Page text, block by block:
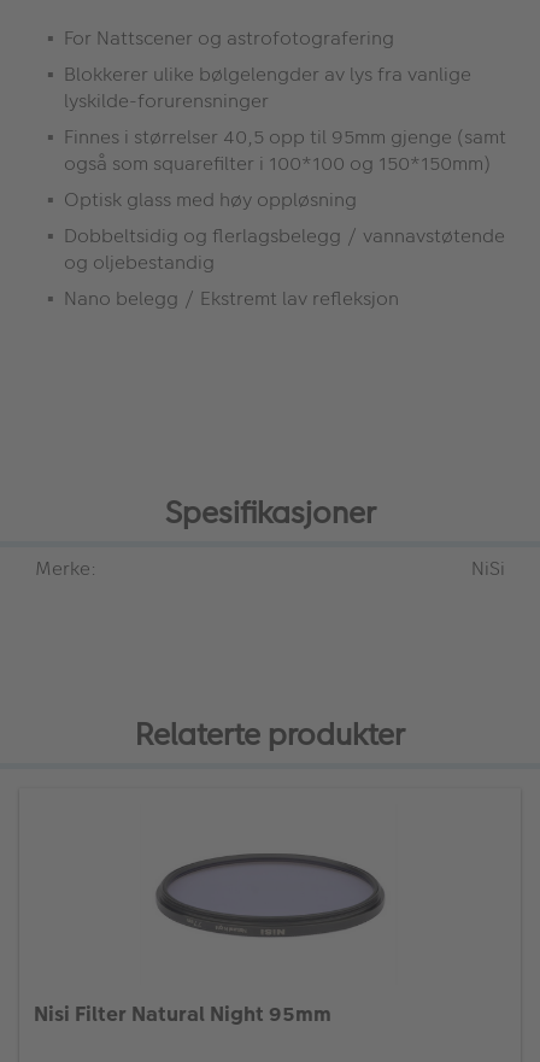
For Nattscener og astrofotografering
Blokkerer ulike bølgelengder av lys fra vanlige
lyskilde-forurensninger
Finnes i størrelser 40,5 opp til 95mm gjenge (samt
også som squarefilter i 100*100 og 150*150mm)
Optisk glass med høy oppløsning
Dobbeltsidig og flerlagsbelegg / vannavstøtende
og oljebestandig
Nano belegg / Ekstremt lav refleksjon
Spesifikasjoner
Merke: NiSi
Relaterte produkter
Nisi Filter Natural Night 95mm